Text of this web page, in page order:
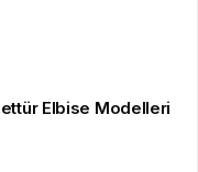
Elbise Modelleri